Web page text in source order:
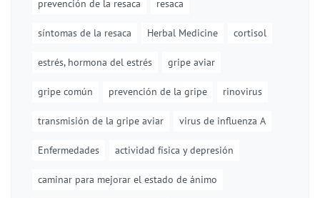
prevención de la resaca resaca
síntomas de la resaca Herbal Medicine cortisol
estrés, hormona del estrés gripe aviar
gripe común prevención de la gripe rinovirus
transmisión de la gripe aviar virus de influenza A
Enfermedades actividad física y depresión
caminar para mejorar el estado de ánimo